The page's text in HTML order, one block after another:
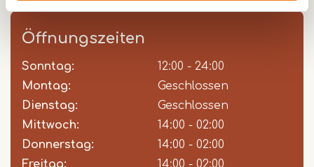
Öffnungszeiten
Day
Time
slot
Comment
Sonntag:
12:00 - 24:00
Montag:
Geschlossen
Dienstag:
Geschlossen
Mittwoch:
14:00 - 02:00
Donnerstag:
14:00 - 02:00
Freitag:
14:00 - 02:00